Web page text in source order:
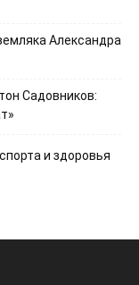
Александра
Садовников:
и здоровья